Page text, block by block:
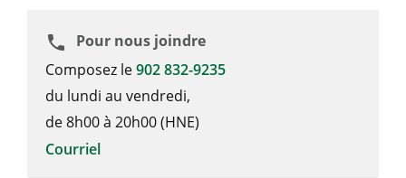
phone
Pour nous joindre
Composez le902 832-9235
du lundi au vendredi,
de 8h00 à 20h00 (HNE)
Courriel